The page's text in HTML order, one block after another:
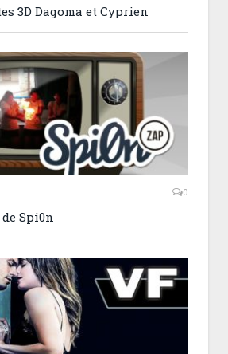
3D Dagoma et Cyprien
0
Spi0n